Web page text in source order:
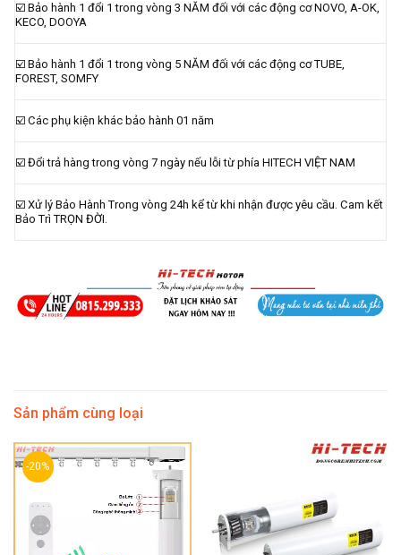
☑️ Bảo hành 1 đổi 1 trong vòng 3 NĂM đối với các động cơ NOVO, A-OK,
KECO, DOOYA
☑️ Bảo hành 1 đổi 1 trong vòng 5 NĂM đối với các động cơ TUBE,
FOREST, SOMFY
☑️ Các phụ kiện khác bảo hành 01 năm
☑️ Đổi trả hàng trong vòng 7 ngày nếu lỗi từ phía HITECH VIỆT NAM
☑️ Xử lý Bảo Hành Trong vòng 24h kể từ khi nhận được yêu cầu. Cam kết
Bảo Trì TRỌN ĐỜI.
Sản phẩm cùng loại
-20%